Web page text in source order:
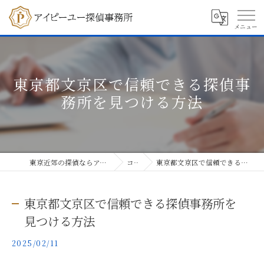
東京都文京区で信頼できる探偵事
務所を見つける方法
東京近郊の探偵ならアイピーユー探偵事務所 コラム 東京都文京区で信頼できる探偵事務所を見つける方法
東京都文京区で信頼できる探偵事務所を
見つける方法
2025/02/11